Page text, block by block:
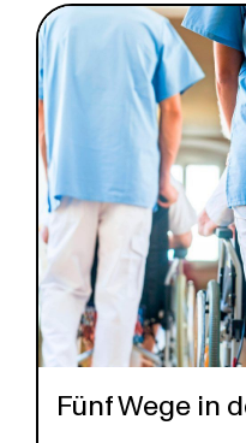
Fünf Wege in